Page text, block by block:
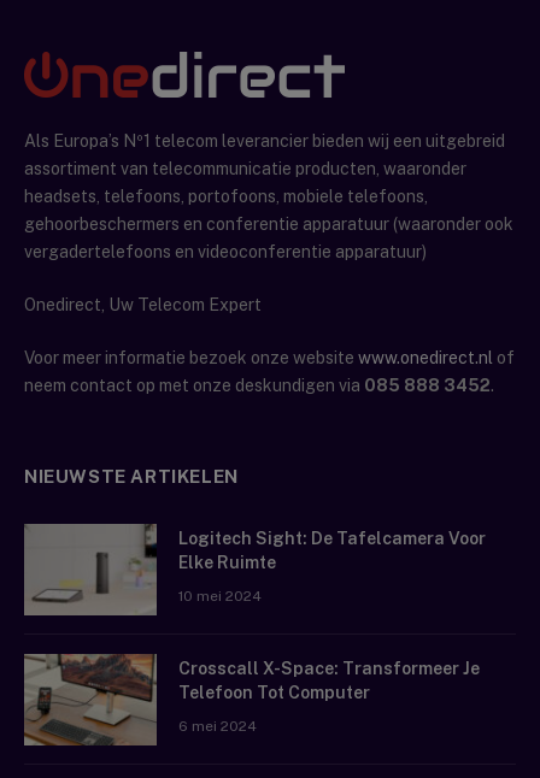
Als Europa’s Nº1 telecom leverancier bieden wij een uitgebreid
assortiment van telecommunicatie producten, waaronder
headsets, telefoons, portofoons, mobiele telefoons,
gehoorbeschermers en conferentie apparatuur (waaronder ook
vergadertelefoons en videoconferentie apparatuur)
Onedirect, Uw Telecom Expert
Voor meer informatie bezoek onze website www.onedirect.nl of
neem contact op met onze deskundigen via 085 888 3452.
NIEUWSTE ARTIKELEN
Logitech Sight: De Tafelcamera Voor
Elke Ruimte
10 mei 2024
Crosscall X-Space: Transformeer Je
Telefoon Tot Computer
6 mei 2024